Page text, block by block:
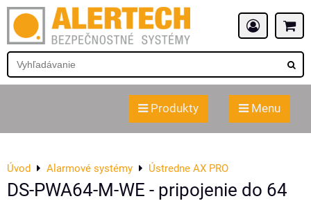
Produkty Menu
Úvod Alarmové systémy Ústredne AX PRO
DS-PWA64-M-WE - pripojenie do 64